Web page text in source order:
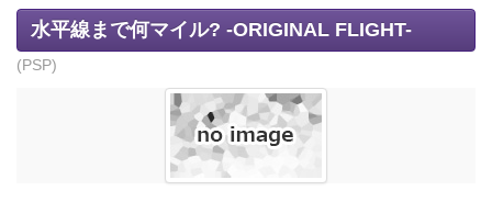
水平線まで何マイル? -ORIGINAL FLIGHT-
(PSP)